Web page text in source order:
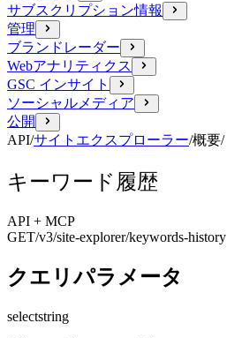
サブスクリプション情報
管理
ブランドレーダー
Webアナリティクス
GSC インサイト
ソーシャルメディア
公開
API/サイトエクスプローラー/概要/
キーワード履歴
API + MCP
GET/v3/site-explorer/keywords-history
クエリパラメータ
selectstring